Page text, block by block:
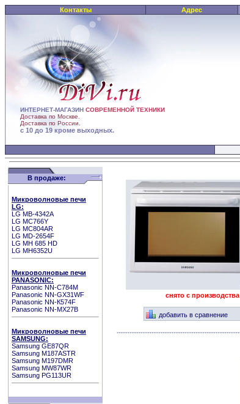
Контакты Адрес
ИНТЕРНЕТ-МАГАЗИН СОВРЕМЕННОЙ ТЕХНИКИ
Доставка по Москве.
Доставка по России.
с 10 до 19 кроме выходных.
В продаже:
Микроволновые печи
LG:
LG MB-4342A
LG МС766Y
LG MC804AR
LG MD-2654F
LG MH 685 HD
LG MH6352U
Микроволновые печи
PANASONIC:
Panasonic NN-C784M
Panasonic NN-GX31WF
Panasonic NN-К574F
Panasonic NN-MX27B
Микроволновые печи
SAMSUNG:
Samsung GE87QR
Samsung M187ASTR
Samsung M197DMR
Samsung MW87WR
Samsung PG113UR
снято с производства
добавить в сравнение